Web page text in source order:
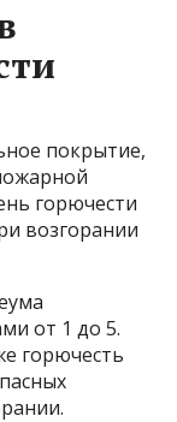
покрытие,
горючести
возгорании
от 1 до 5.
горючесть